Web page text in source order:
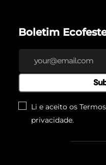
Boletim
Li e aceito os
privacidade.